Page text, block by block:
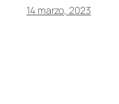
14 marzo, 2023